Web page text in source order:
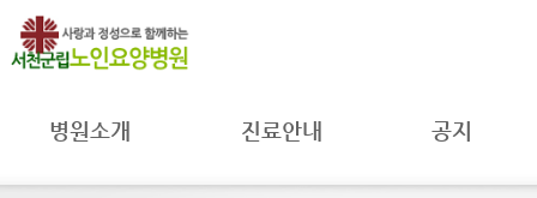
병원소개 진료안내
진료과
공지
공지사항